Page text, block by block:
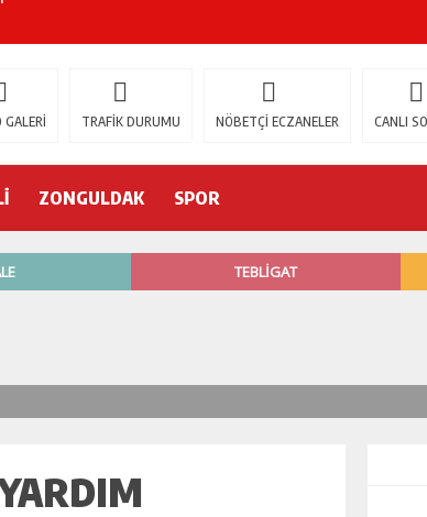
GALERİ TRAFİK DURUMU NÖBETÇİ ECZANELER CANLI
ZONGULDAK SPOR